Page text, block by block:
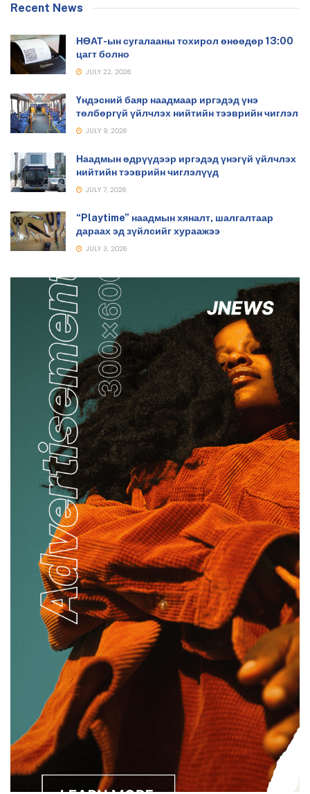
Recent News
НӨАТ-ын сугалааны тохирол өнөөдөр 13:00
цагт болно
JULY 22, 2026
Үндэсний баяр наадмаар иргэдэд үнэ
төлбөргүй үйлчлэх нийтийн тээврийн чиглэл
JULY 9, 2026
Наадмын өдрүүдээр иргэдэд үнэгүй үйлчлэх
нийтийн тээврийн чиглэлүүд
JULY 7, 2026
“Playtime” наадмын хяналт, шалгалтаар
дараах эд зүйлсийг хураажээ
JULY 3, 2026